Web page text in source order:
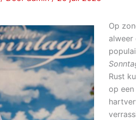
Op
alweer
Rust
op